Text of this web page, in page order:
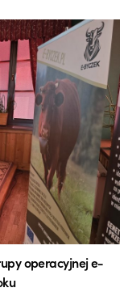
operacyjnej e-